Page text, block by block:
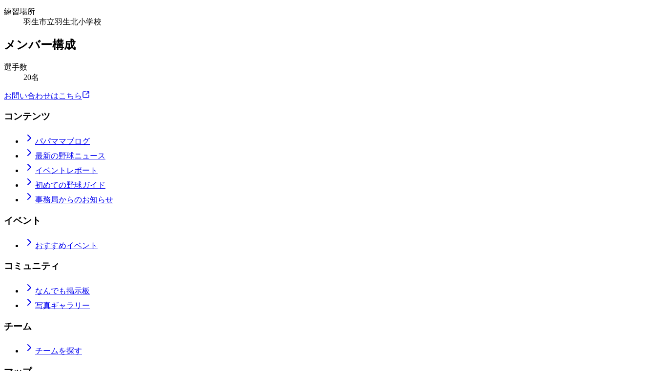
練習場所
羽生市立羽生北小学校
メンバー構成
選手数
20名
お問い合わせはこちら
コンテンツ
パパママブログ
最新の野球ニュース
イベントレポート
初めての野球ガイド
事務局からのお知らせ
イベント
おすすめイベント
コミュニティ
なんでも掲示板
写真ギャラリー
チーム
チームを探す